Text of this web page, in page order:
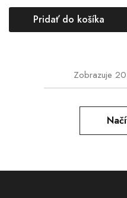
Pridať do košíka
Zobrazuje 20